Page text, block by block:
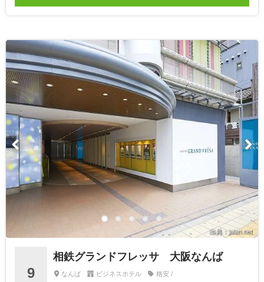
出典：jalan.net
9
相鉄グランドフレッサ 大阪なんば
なんば ビジネスホテル 格安 /